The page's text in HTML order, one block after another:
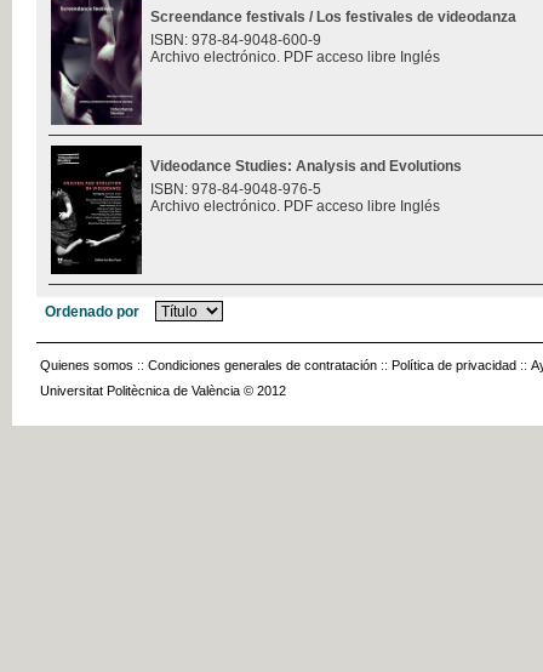
Screendance festivals / Los festivales de videodanza
ISBN: 978-84-9048-600-9
Archivo electrónico. PDF acceso libre Inglés
Videodance Studies: Analysis and Evolutions
ISBN: 978-84-9048-976-5
Archivo electrónico. PDF acceso libre Inglés
Ordenado por
Quienes somos :: Condiciones generales de contratación :: Política de privacidad ::
Universitat Politècnica de València © 2012